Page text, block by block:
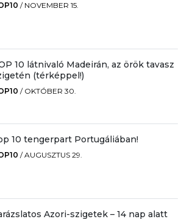
/ NOVEMBER 15.
10 látnivaló Madeirán, az örök tavasz
(térképpel!)
/ OKTÓBER 30.
10 tengerpart Portugáliában!
/AUGUSZTUS 29.
Azori-szigetek – 14 nap alatt